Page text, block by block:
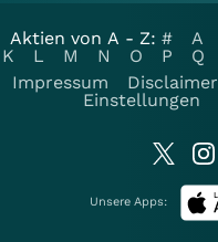
Aktien von A - Z: # A
K
L M N O P Q
Impressum
Disclaimer
Einstellungen
Unsere Apps: